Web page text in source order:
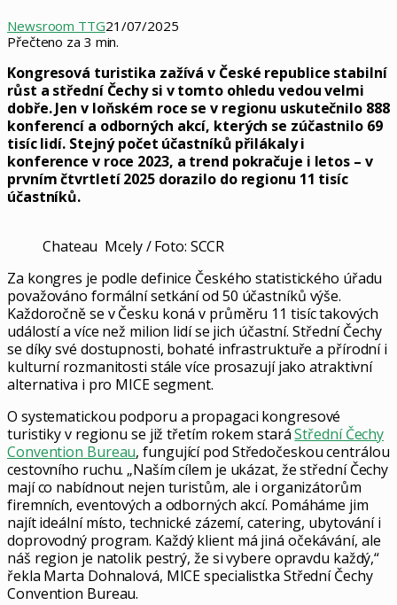
Newsroom TTG21/07/2025
Přečteno za 3 min.
Kongresová turistika zažívá v České republice stabilní
růst a střední Čechy si v tomto ohledu vedou velmi
dobře. Jen v loňském roce se v regionu uskutečnilo 888
konferencí a odborných akcí, kterých se zúčastnilo 69
tisíc lidí. Stejný počet účastníků přilákaly i
konference v roce 2023, a trend pokračuje i letos – v
prvním čtvrtletí 2025 dorazilo do regionu 11 tisíc
účastníků.
Chateau Mcely / Foto: SCCR
Za kongres je podle definice Českého statistického úřadu
považováno formální setkání od 50 účastníků výše.
Každoročně se v Česku koná v průměru 11 tisíc takových
událostí a více než milion lidí se jich účastní. Střední Čechy
se díky své dostupnosti, bohaté infrastruktuře a přírodní i
kulturní rozmanitosti stále více prosazují jako atraktivní
alternativa i pro MICE segment.
O systematickou podporu a propagaci kongresové
turistiky v regionu se již třetím rokem staráStřední Čechy
Convention Bureau, fungující pod Středočeskou centrálou
cestovního ruchu. „Naším cílem je ukázat, že střední Čechy
mají co nabídnout nejen turistům, ale i organizátorům
firemních, eventových a odborných akcí. Pomáháme jim
najít ideální místo, technické zázemí, catering, ubytování i
doprovodný program. Každý klient má jiná očekávání, ale
náš region je natolik pestrý, že si vybere opravdu každý,“
řekla Marta Dohnalová, MICE specialistka Střední Čechy
Convention Bureau.